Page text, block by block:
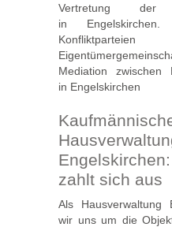
Vertretung der
in Engelskirchen.
Mediation zwischen
in Engelskirchen
zahlt sich aus
Als Hausverwaltung
wir uns um die